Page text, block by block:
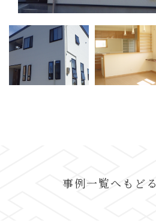
事例一覧へもどる